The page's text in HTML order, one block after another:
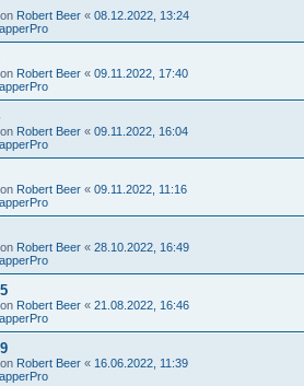
Robert Beer « 08.12.2022, 13:24
Robert Beer « 09.11.2022, 17:40
Robert Beer « 09.11.2022, 16:04
Robert Beer « 09.11.2022, 11:16
Robert Beer « 28.10.2022, 16:49
Robert Beer « 21.08.2022, 16:46
Robert Beer « 16.06.2022, 11:39